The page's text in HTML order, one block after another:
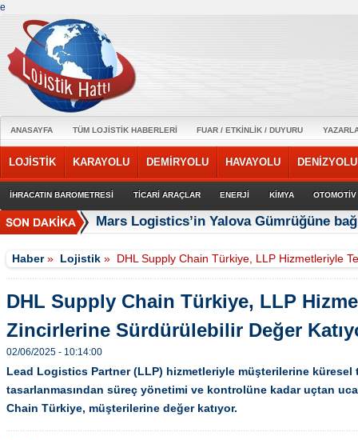
e
ANASAYFA TÜM LOJİSTİK HABERLERİ FUAR / ETKİNLİK / DUYURU
LOJİSTİK KARAYOLU DEMİRYOLU HAVAYOLU DENİZYOLU
İHRACATIN BAROMETRESİ TİCARİ ARAÇLAR ENERJİ KİMYA OTOMOTİV
Mars Logistics’in Yalova Gümrüğüne
Haber» Lojistik » DHL Supply Chain Türkiye, LLP Hizmetleriyle
DHL Supply Chain Türkiye, LLP
Zincirlerine Sürdürülebilir Değer
02/06/2025 - 10:14:00
Lead Logistics Partner (LLP) hizmetleriyle müşterilerine
tasarlanmasından süreç yönetimi ve kontrolüne kadar uçtan
Chain Türkiye, müşterilerine değer katıyor.